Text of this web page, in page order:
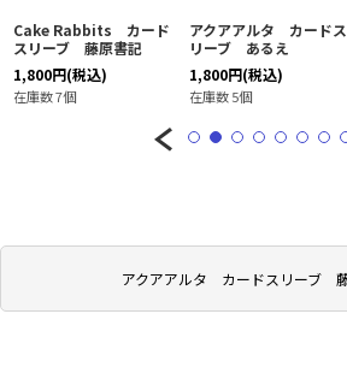
アクアアルタ カードスリーブ
Cake Rabbits カード
スリーブ 藤原書記
1,800円(税込)
在庫数 7個
アクアアルタ カードス
リーブ あるえ
1,800円(税込)
在庫数 5個